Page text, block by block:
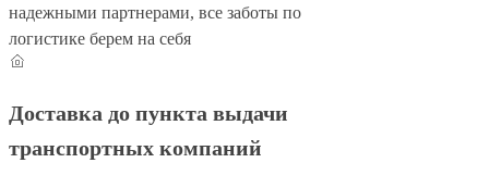
надежными партнерами, все заботы по
логистике берем на себя
Доставка до пункта выдачи
транспортных компаний